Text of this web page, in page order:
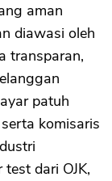
aman
diawasi oleh
transparan,
patuh
komisaris
dari OJK,